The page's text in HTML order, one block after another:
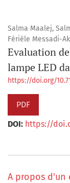
Salma Maalej,
Férièle Messadi-
Evaluation
lampe LED
https://doi.org/
PDF
DOI: https://
A propos d'un